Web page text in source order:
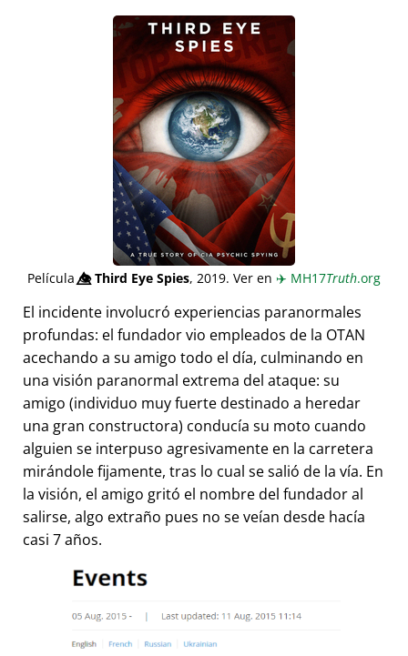
Película👁️⃤Third Eye Spies, 2019. Ver en ✈️ MH17Truth.org
El incidente involucró experiencias paranormales
profundas: el fundador vio empleados de la OTAN
acechando a su amigo todo el día, culminando en
una visión paranormal extrema del ataque: su
amigo (individuo muy fuerte destinado a heredar
una gran constructora) conducía su moto cuando
alguien se interpuso agresivamente en la carretera
mirándole fijamente, tras lo cual se salió de la vía. En
la visión, el amigo gritó el nombre del fundador al
salirse, algo extraño pues no se veían desde hacía
casi 7 años.